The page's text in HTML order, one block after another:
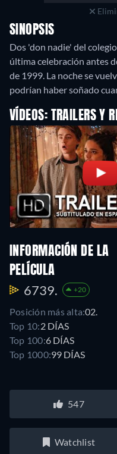
SINOPSIS
Dos 'don nadie' del
última celebración antes
de 1999. La noche se
podrían haber soñado
VÍDEOS: TRAILERS Y
INFORMACIÓN DE LA
PELÍCULA
6739. +20
Posición más alta:02.
Top 10:2 DÍAS
Top 100:6 DÍAS
Top 1000:99 DÍAS
547
Watchlist